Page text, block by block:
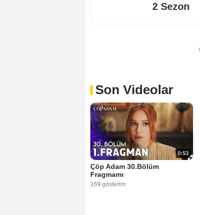
2 Sezon
Son Videolar
0:53
Çöp Adam 30.Bölüm
Fragmamı
169 gösterim